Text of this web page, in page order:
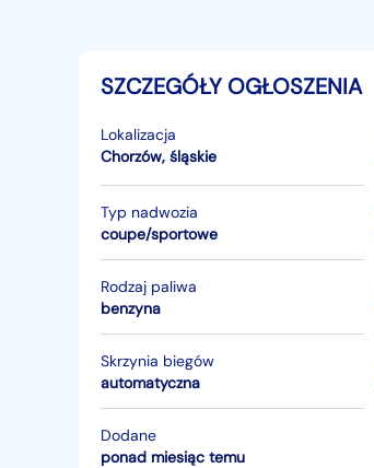
SZCZEGÓŁY OGŁOSZENIA
Lokalizacja
Chorzów, śląskie
Typ nadwozia
coupe/sportowe
Rodzaj paliwa
benzyna
Skrzynia biegów
automatyczna
Dodane
ponad miesiąc temu